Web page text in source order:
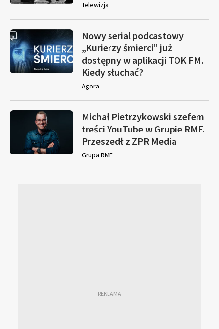
Telewizja
Nowy serial podcastowy
„Kurierzy śmierci” już
dostępny w aplikacji TOK FM.
Kiedy słuchać?
Agora
Michał Pietrzykowski szefem
treści YouTube w Grupie RMF.
Przeszedł z ZPR Media
Grupa RMF